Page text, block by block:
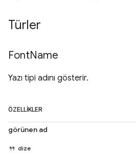
Türler
FontName
Yazı tipi adını gösterir.
ÖZELLIKLER
görünen ad
dize